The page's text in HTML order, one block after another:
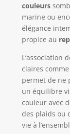
couleurs
marine ou
élégance
propice au
L’association
claires
permet de ne
un équilibre
couleur avec
des plaids ou
vie à